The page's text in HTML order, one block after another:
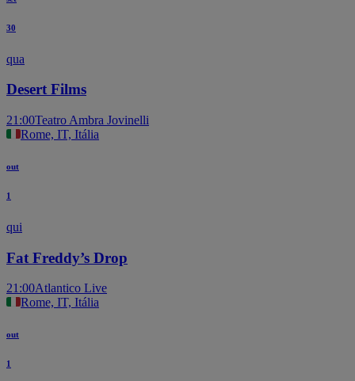
30
qua
Desert Films
21:00Teatro Ambra Jovinelli
Rome, IT, Itália
out
1
qui
Fat Freddy’s Drop
21:00Atlantico Live
Rome, IT, Itália
out
1